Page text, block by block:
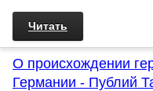
Читать
О происхождении
Германии - Публий